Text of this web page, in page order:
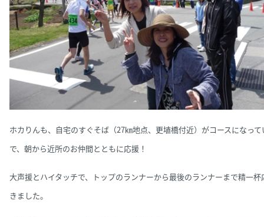
ホカりんも、自宅のすぐそば（27㎞地点、更埴橋付近）がコースになっ
で、朝から近所のお仲間とともに応援！
大声援とハイタッチで、トップのランナーから最後のランナーまで精一杯
きました。